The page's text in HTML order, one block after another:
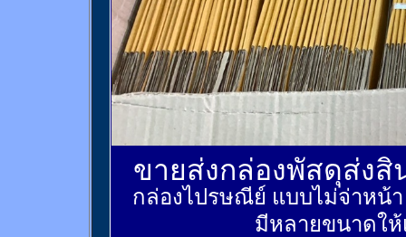
ขายส่งกล่องพัสดุส่ง
กล่องไปรษณีย์ แบบไม่จ่าหน้
มีหลายขนาดให้